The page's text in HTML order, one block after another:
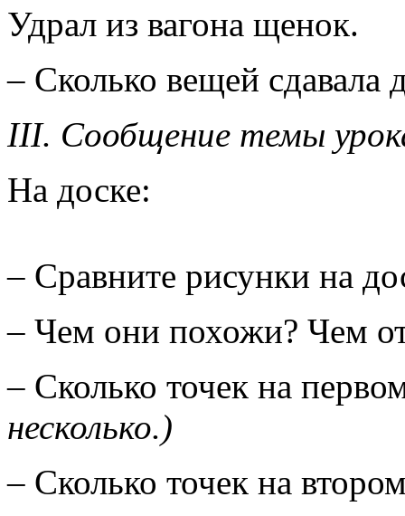
Удрал из вагона щенок.
– Сколько вещей сдавала
III. Сообщение темы
На доске:
– Сравните рисунки на
– Чем они похожи? Чем
– Сколько точек на
несколько.)
– Сколько точек на